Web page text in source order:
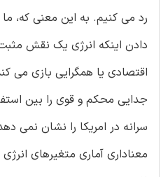
رد می کنیم. به این معنی که،
دادن اینکه انرژی یک نقش
اقتصادی یا همگرایی بازی می
جدایی محکم و قوی را بین
سرانه در امریکا را نشان نمی
معناداری آماری متغیرهای